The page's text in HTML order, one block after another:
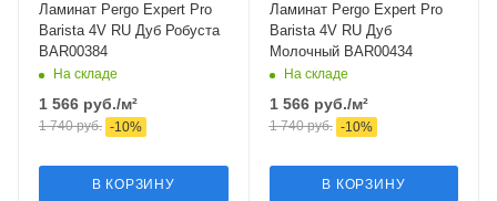
Ламинат Pergo Expert Pro
Barista 4V RU Дуб Робуста
BAR00384
На складе
1 566 руб./м²
1 740руб. -10%
В КОРЗИНУ
Ламинат Pergo Expert Pro
Barista 4V RU Дуб
Молочный BAR00434
На складе
1 566руб./м²
1 740руб. -10%
В КОРЗИНУ